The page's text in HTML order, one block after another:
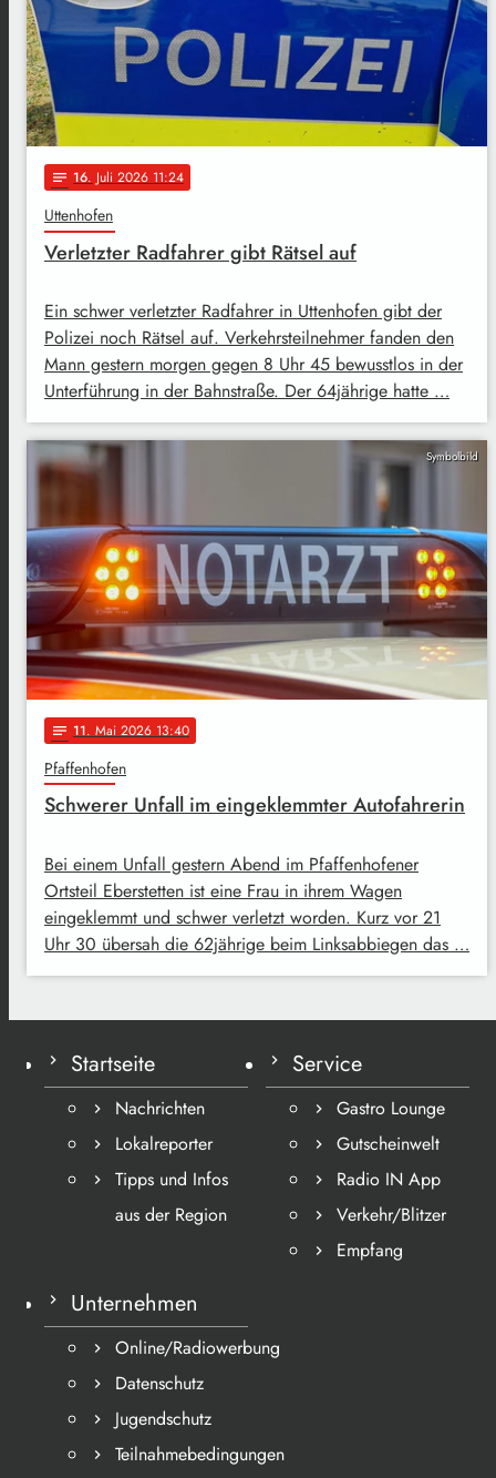
notes 16. Juli 2026 11:24
Uttenhofen
Verletzter Radfahrer gibt Rätsel auf
Ein schwer verletzter Radfahrer in Uttenhofen gibt der
Polizei noch Rätsel auf. Verkehrsteilnehmer fanden den
Mann gestern morgen gegen 8 Uhr 45 bewusstlos in der
Unterführung in der Bahnstraße. Der 64jährige hatte …
Symbolbild
notes 11. Mai 2026 13:40
Pfaffenhofen
Schwerer Unfall im eingeklemmter Autofahrerin
Bei einem Unfall gestern Abend im Pfaffenhofener
Ortsteil Eberstetten ist eine Frau in ihrem Wagen
eingeklemmt und schwer verletzt worden. Kurz vor 21
Uhr 30 übersah die 62jährige beim Linksabbiegen das …
Startseite
Nachrichten
Lokalreporter
Tipps und Infos
aus der Region
Service
Gastro Lounge
Gutscheinwelt
Radio IN App
Verkehr/Blitzer
Empfang
Unternehmen
Online/Radiowerbung
Datenschutz
Jugendschutz
Teilnahmebedingungen